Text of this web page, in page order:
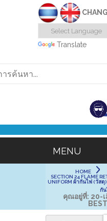
Translate
HOME
SECTION 24 FLAME
UNIFORM ผ้ากันไฟ (วัส
กัน
คุณอยู่ที่: 20-